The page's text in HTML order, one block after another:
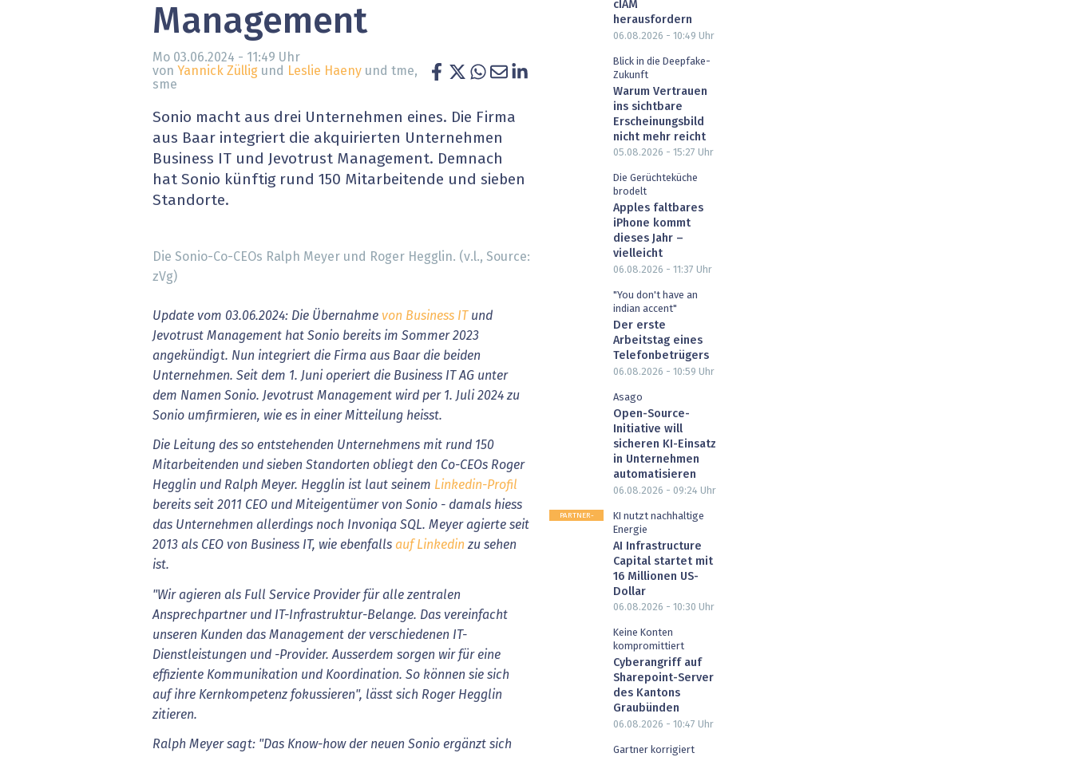
» alle News Gesundheit wird digital
XaaS, Managed Services & Co.
Digital Banking
Artificial Intelligence
Fintech & Insurtech
Professional AV & Digital Signage
Management
Mo 03.06.2024 - 11:49 Uhr
von Yannick Züllig und Leslie Haeny und tme,
sme
Sonio macht aus drei Unternehmen eines. Die Firma
aus Baar integriert die akquirierten Unternehmen
Business IT und Jevotrust Management. Demnach
hat Sonio künftig rund 150 Mitarbeitende und sieben
Standorte.
Die Sonio-Co-CEOs Ralph Meyer und Roger Hegglin. (v.l., Source:
zVg)
Update vom 03.06.2024: Die Übernahme von Business IT und
Jevotrust Management hat Sonio bereits im Sommer 2023
angekündigt. Nun integriert die Firma aus Baar die beiden
Unternehmen. Seit dem 1. Juni operiert die Business IT AG unter
dem Namen Sonio. Jevotrust Management wird per 1. Juli 2024 zu
Sonio umfirmieren, wie es in einer Mitteilung heisst.
Die Leitung des so entstehenden Unternehmens mit rund 150
Mitarbeitenden und sieben Standorten obliegt den Co-CEOs Roger
Hegglin und Ralph Meyer. Hegglin ist laut seinem Linkedin-Profil
bereits seit 2011 CEO und Miteigentümer von Sonio - damals hiess
das Unternehmen allerdings noch Invoniqa SQL. Meyer agierte seit
2013 als CEO von Business IT, wie ebenfalls auf Linkedin zu sehen
ist.
"Wir agieren als Full Service Provider für alle zentralen
Ansprechpartner und IT-Infrastruktur-Belange. Das vereinfacht
unseren Kunden das Management der verschiedenen IT-
Dienstleistungen und -Provider. Ausserdem sorgen wir für eine
effiziente Kommunikation und Koordination. So können sie sich
auf ihre Kernkompetenz fokussieren", lässt sich Roger Hegglin
zitieren.
Ralph Meyer sagt: "Das Know-how der neuen Sonio ergänzt sich
cIAM
herausfordern
06.08.2026 - 10:49 Uhr
Blick in die Deepfake-
Zukunft
Warum Vertrauen
ins sichtbare
Erscheinungsbild
nicht mehr reicht
05.08.2026 - 15:27 Uhr
Die Gerüchteküche
brodelt
Apples faltbares
iPhone kommt
dieses Jahr –
vielleicht
06.08.2026 - 11:37 Uhr
"You don't have an
indian accent"
Der erste
Arbeitstag eines
Telefonbetrügers
06.08.2026 - 10:59 Uhr
Asago
Open-Source-
Initiative will
sicheren KI-Einsatz
in Unternehmen
automatisieren
06.08.2026 - 09:24 Uhr
PARTNER-
KI nutzt nachhaltige
Energie
AI Infrastructure
Capital startet mit
16 Millionen US-
Dollar
06.08.2026 - 10:30 Uhr
Keine Konten
kompromittiert
Cyberangriff auf
Sharepoint-Server
des Kantons
Graubünden
06.08.2026 - 10:47 Uhr
Gartner korrigiert